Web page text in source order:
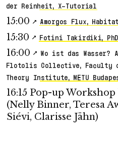
der Reinheit, X-Tutorial
15:00 Amorgos Flux,
15:30 Fotini Takirdiki,
16:00
Wo ist das
Flotolis Collective, Faculty
Theory Institute, METU
16:15 Pop-up
(Nelly Binner, Teresa
Siévi, Clarisse Jähn)